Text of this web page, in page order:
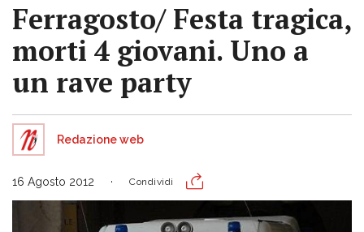
Ferragosto/ Festa tragica,
morti 4 giovani. Uno a
un rave party
Redazione web
16 Agosto 2012 Condividi